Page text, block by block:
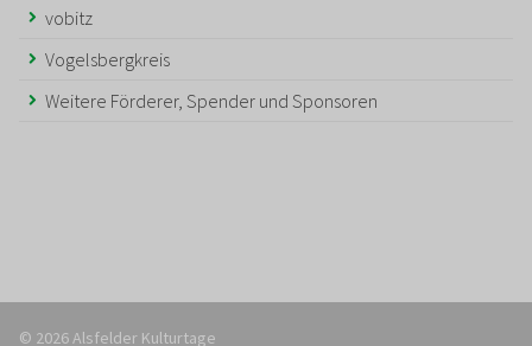
vobitz
Vogelsbergkreis
Weitere Förderer, Spender und Sponsoren
© 2026 Alsfelder Kulturtage